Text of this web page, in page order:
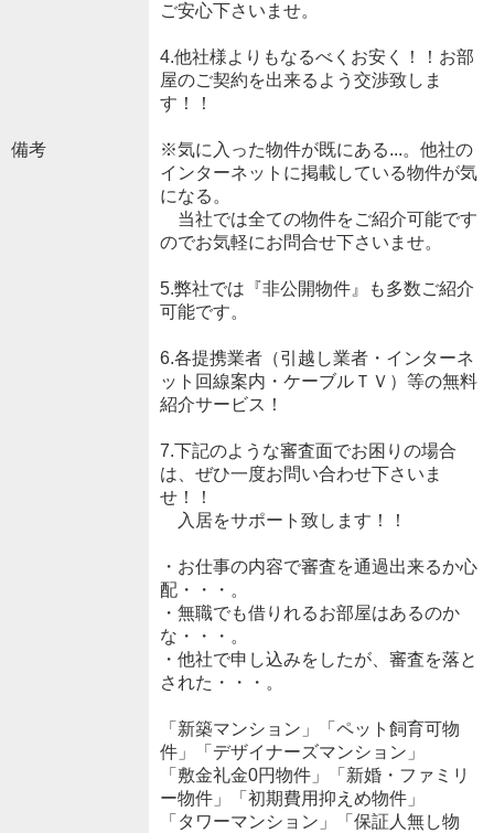
備考
ご安心下さいませ。
4.他社様よりもなるべくお安く！！お部
屋のご契約を出来るよう交渉致しま
す！！
※気に入った物件が既にある...。他社の
インターネットに掲載している物件が気
になる。
当社では全ての物件をご紹介可能です
のでお気軽にお問合せ下さいませ。
5.弊社では『非公開物件』も多数ご紹介
可能です。
6.各提携業者（引越し業者・インターネ
ット回線案内・ケーブルＴＶ）等の無料
紹介サービス！
7.下記のような審査面でお困りの場合
は、ぜひ一度お問い合わせ下さいま
せ！！
入居をサポート致します！！
・お仕事の内容で審査を通過出来るか心
配・・・。
・無職でも借りれるお部屋はあるのか
な・・・。
・他社で申し込みをしたが、審査を落と
された・・・。
「新築マンション」「ペット飼育可物
件」「デザイナーズマンション」
「敷金礼金0円物件」「新婚・ファミリ
ー物件」「初期費用抑えめ物件」
「タワーマンション」「保証人無し物